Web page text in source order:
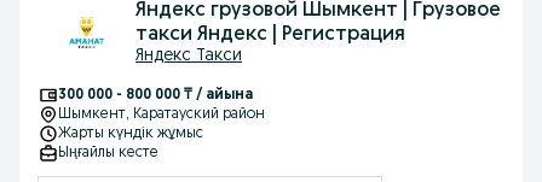
Яндекс грузовой Шымкент | Грузовое
такси Яндекс | Регистрация
Яндекс Такси
300 000 - 800 000 ₸ / айына
Шымкент, Каратауский район
Жарты күндік жұмыс
Ыңғайлы кесте